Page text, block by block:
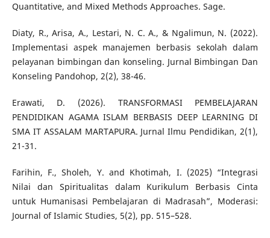
Quantitative, and Mixed Methods Approaches. Sage.
Diaty, R., Arisa, A., Lestari, N. C. A., & Ngalimun, N. (2022).
Implementasi aspek manajemen berbasis sekolah dalam
pelayanan bimbingan dan konseling. Jurnal Bimbingan Dan
Konseling Pandohop, 2(2), 38-46.
Erawati, D. (2026). TRANSFORMASI PEMBELAJARAN
PENDIDIKAN AGAMA ISLAM BERBASIS DEEP LEARNING DI
SMA IT ASSALAM MARTAPURA. Jurnal Ilmu Pendidikan, 2(1),
21-31.
Farihin, F., Sholeh, Y. and Khotimah, I. (2025) “Integrasi
Nilai dan Spiritualitas dalam Kurikulum Berbasis Cinta
untuk Humanisasi Pembelajaran di Madrasah”, Moderasi:
Journal of Islamic Studies, 5(2), pp. 515–528.